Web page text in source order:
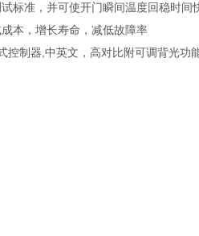
标准，并可使开门瞬间温度回稳时间
本，增长寿命，减低故障率
制器,中英文，高对比附可调背光功